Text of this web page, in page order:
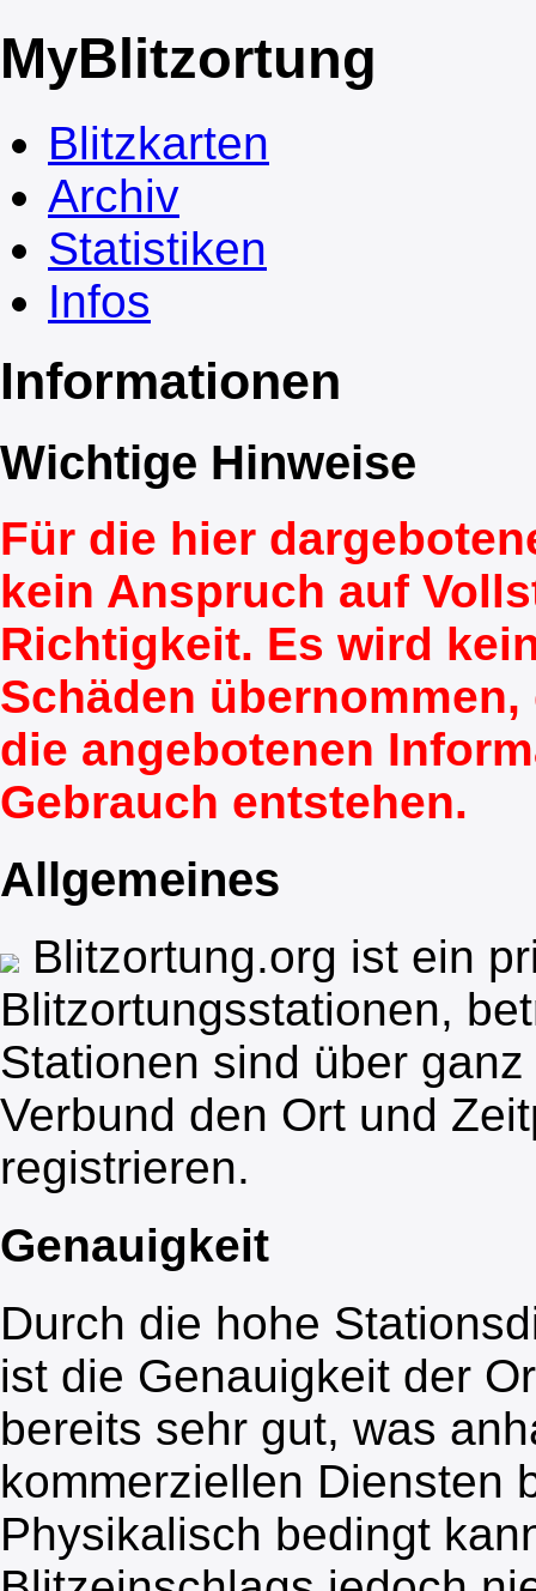
MyBlitzortung
Blitzkarten
Archiv
Statistiken
Infos
Informationen
Wichtige Hinweise
Für die hier
kein Anspruch auf
Richtigkeit. Es wird
Schäden
die angebotenen
Gebrauch entstehen.
Allgemeines
Blitzortung.org ist ein
Blitzortungsstationen,
Stationen sind über
Verbund den Ort und
registrieren.
Genauigkeit
Durch die hohe
ist die Genauigkeit der
bereits sehr gut, was
kommerziellen Diensten
Physikalisch bedingt